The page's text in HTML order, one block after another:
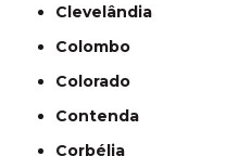
Clevelândia
Colombo
Colorado
Contenda
Corbélia